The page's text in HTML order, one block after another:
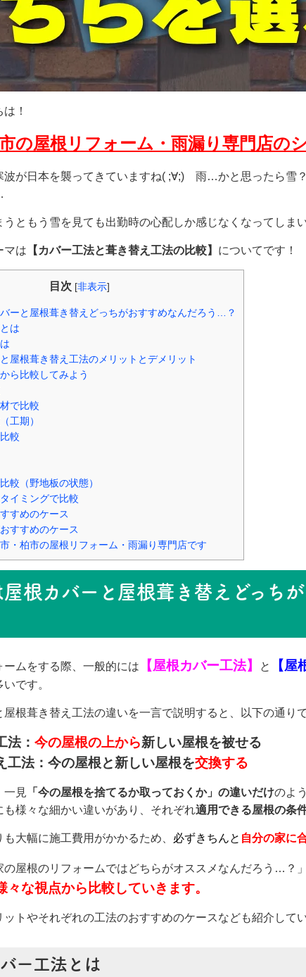
！
の屋根リフォーム・雨漏り専門店の
波が日本を襲ってきていますね( ;∀;) 雨…かと思ったら雪
うともう雪を見ても出勤時の心配しか感じなくなってしま
マは 【カバー工法と葺き替え工法の比較】 についてです！
目次 [非表示]
ーと屋根葺き替えどっちがおすすめなんだろう…？
は
屋根葺き替え工法のメリットとデメリット
ら比較してみよう
で比較
工期）
較
較（野地板の状態）
イミングで比較
すめのケース
すすめのケース
・柏市の屋根リフォーム・雨漏り専門店です
根カバーと屋根葺き替えどっち
ームをする際、一般的には 【屋根カバー工法】 と 【屋
です。
屋根葺き替え工法の違いを一言で説明すると、以下の通りで
法： 今の屋根の上から新しい屋根を被せる
工法：今の屋根と新しい屋根を交換する
一見 「今の屋根を捨てるか取っておくか」の違いだけのよ
も様々な細かい違いがあり、それぞれ適用できる屋根の条
大幅に施工費用がかかるため、 必ずきちんと 自分の家に
の屋根のリフォームではどちらがオススメなんだろう…？
々な視点から比較していきます。
ットやそれぞれの工法のおすすめのケースなども紹介し
ー工法とは